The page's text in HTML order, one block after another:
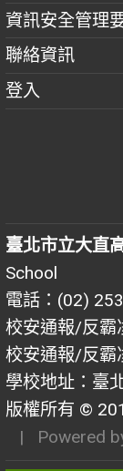
資訊安全管理
聯絡資訊
登入
臺北市立大直
School
電話：(02)
校安通報/反霸
校安通報/反霸
學校地址：臺
版權所有 ©
| Powered